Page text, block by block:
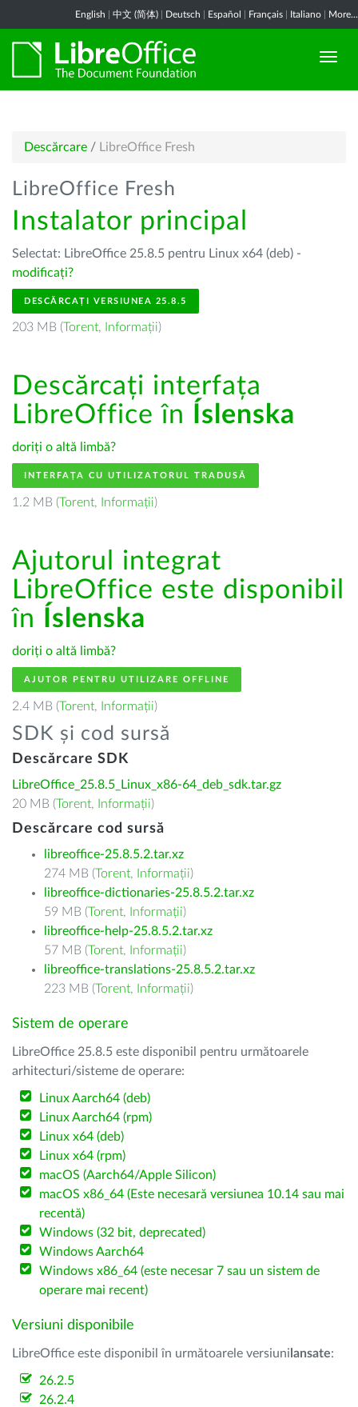
English 中文 (简体) Deutsch Español Français Italiano More...
Descărcare / LibreOffice Fresh
LibreOffice Fresh
Instalator principal
Selectat: LibreOffice 25.8.5 pentru Linux x64 (deb) -
modificați?
DESCĂRCAȚI VERSIUNEA 25.8.5
203 MB (Torent, Informații)
Descărcați interfața
LibreOffice în
Íslenska
doriți o altă limbă?
INTERFAȚA CU UTILIZATORUL TRADUSĂ
1.2 MB (Torent, Informații)
Ajutorul integrat
LibreOffice este disponibil
în
Íslenska
doriți o altă limbă?
AJUTOR PENTRU UTILIZARE OFFLINE
2.4 MB (Torent, Informații)
SDK și cod sursă
Descărcare SDK
LibreOffice_25.8.5_Linux_x86-64_deb_sdk.tar.gz
20 MB (Torent, Informații)
Descărcare cod sursă
libreoffice-25.8.5.2.tar.xz
274 MB (Torent, Informații)
libreoffice-dictionaries-25.8.5.2.tar.xz
59 MB (Torent, Informații)
libreoffice-help-25.8.5.2.tar.xz
57 MB (Torent, Informații)
libreoffice-translations-25.8.5.2.tar.xz
223 MB (Torent, Informații)
Sistem de operare
LibreOffice 25.8.5 este disponibil pentru următoarele
arhitecturi/sisteme de operare:
Linux Aarch64 (deb)
Linux Aarch64 (rpm)
Linux x64 (deb)
Linux x64 (rpm)
macOS (Aarch64/Apple Silicon)
macOS x86_64 (Este necesară versiunea 10.14 sau mai
recentă)
Windows (32 bit, deprecated)
Windows Aarch64
Windows x86_64 (este necesar 7 sau un sistem de
operare mai recent)
Versiuni disponibile
LibreOffice este disponibil în următoarele versiuni lansate:
26.2.5
26.2.4